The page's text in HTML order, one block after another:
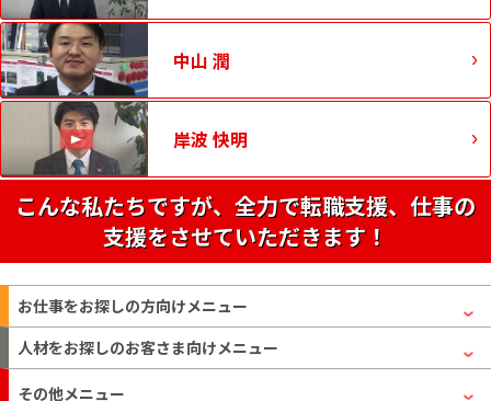
中山 潤
岸波 快明
こんな私たちですが、全力で転職支援、仕事の
支援をさせていただきます！
お仕事をお探しの方向けメニュー
人材をお探しのお客さま向けメニュー
その他メニュー